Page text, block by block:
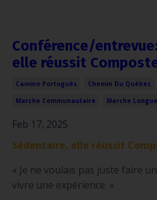
Conférence/
elle réussit
Camino Português Chemin Du Québec
Marche Communautaire
Marche
Feb 17, 2025
Sédentaire, elle réussit
« Je ne voulais pas juste faire
vivre une expérience. »